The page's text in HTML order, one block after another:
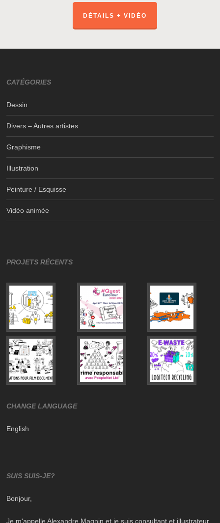
DÉTAILS + VIDÉO
CATÉGORIES
Dessin
Divers – Autres artistes
Graphisme
Illustration
Peinture / Esquisse
Vidéo animée
PROJETS RÉCENTS
CHANGE LANGUAGE
English
SUIS SUIS-JE?
Bonjour,
Je m'appelle Alexandre Magnin et je suis consultant et illustrateur